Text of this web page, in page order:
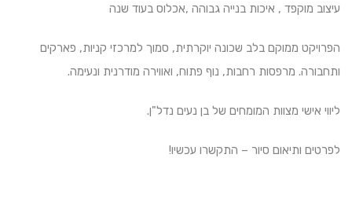
עיצוב מוקפד , איכות בנייה גבוהה ,אכלוס בעוד שנה
הפרויקט ממוקם בלב שכונה יוקרתית, סמוך למרכזי קניות, פארקים
ותחבורה. מרפסות רחבות, נוף פתוח, ואווירה מודרנית ונעימה.
ליווי אישי מצוות המומחים של בן נעים נדל"ן.
לפרטים ותיאום סיור – התקשרו עכשיו!